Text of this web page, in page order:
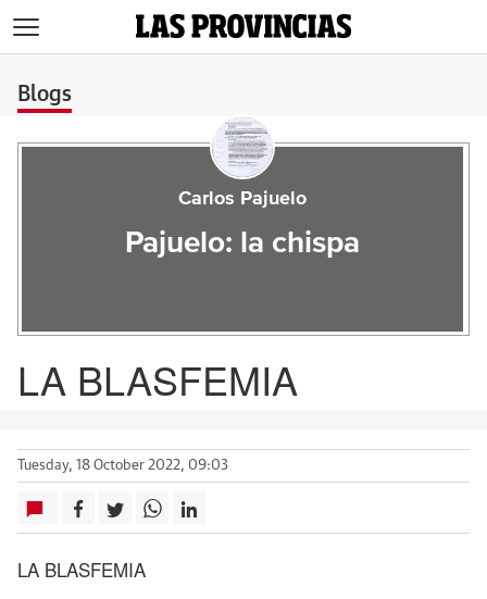
Blogs
Carlos Pajuelo
Pajuelo: la chispa
LA BLASFEMIA
Tuesday, 18 October 2022, 09:03
LA BLASFEMIA